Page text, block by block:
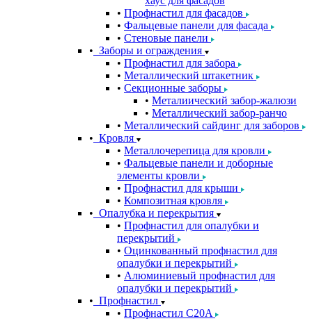
Профнастил для фасадов
Фальцевые панели для фасада
Стеновые панели
Заборы и ограждения
Профнастил для забора
Металлический штакетник
Секционные заборы
Металиический забор-жалюзи
Металлический забор-ранчо
Металлический сайдинг для заборов
Кровля
Металлочерепица для кровли
Фальцевые панели и доборные
элементы кровли
Профнастил для крыши
Композитная кровля
Опалубка и перекрытия
Профнастил для опалубки и
перекрытий
Оцинкованный профнастил для
опалубки и перекрытий
Алюминиевый профнастил для
опалубки и перекрытий
Профнастил
Профнастил С20A